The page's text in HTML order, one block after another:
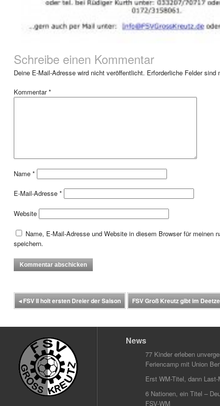
Schreibe einen Kommentar
Deine E-Mail-Adresse wird nicht veröffentlicht. Erforderliche Felder sind
Kommentar*
Name *
E-Mail-Adresse *
Website
Name, E-Mail-Adresse und Website in diesem Browser für meinen
speichern.
◂FSV II holt ersten Dreier der Saison FSV Groß Kreutz gibt im
News
77 Kinder erleben
Feriencamp mit Union
Erst WM-Titel, dann
6 Nationen, ein Titel –
FSV-WM